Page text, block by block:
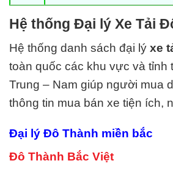
Hệ thống Đại lý Xe Tải
Hệ thống danh sách đại lý xe
toàn quốc các khu vực và tỉnh
Trung – Nam giúp người mua
thông tin mua bán xe tiện ích,
Đại lý Đô Thành miền bắc
Đô Thành Bắc Việt